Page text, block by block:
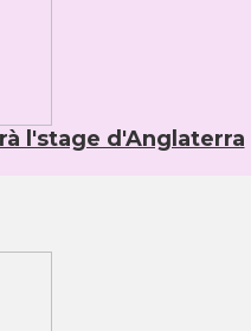
l'stage d'Anglaterra